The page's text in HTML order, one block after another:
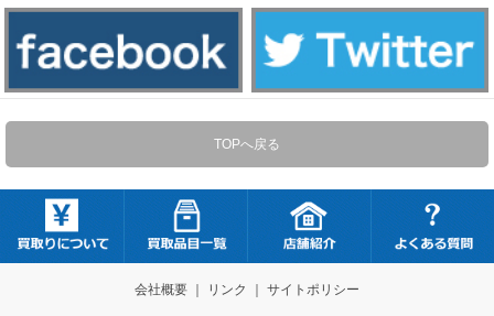
TOPへ戻る
会社概要｜ リンク サイトポリシー